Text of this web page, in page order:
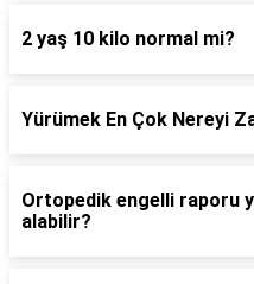
2 yaş 10 kilo normal mi?
Yürümek En Çok Nereyi
Ortopedik engelli raporu
alabilir?